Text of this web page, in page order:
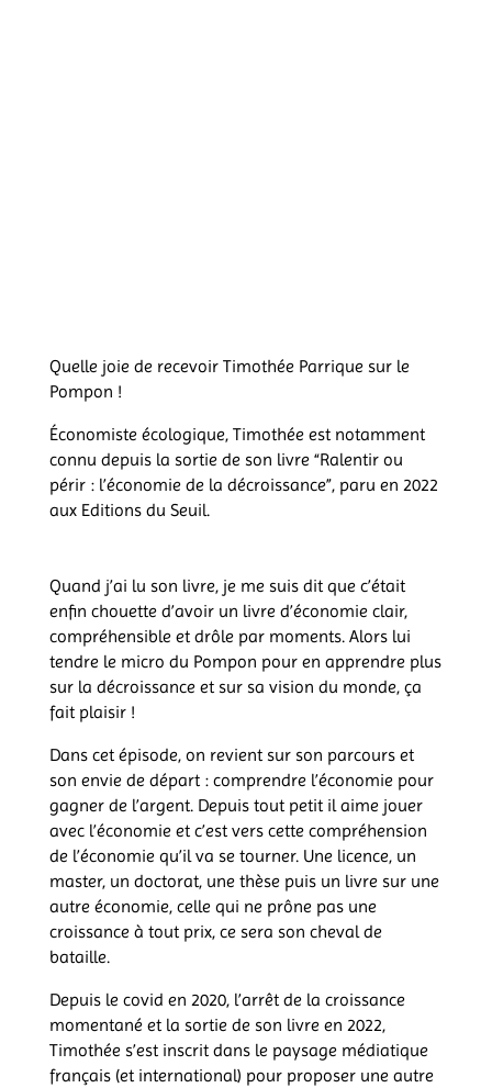
Quelle joie de recevoir Timothée Parrique sur le
Pompon !
Économiste écologique, Timothée est notamment
connu depuis la sortie de son livre “Ralentir ou
périr : l’économie de la décroissance”, paru en 2022
aux Editions du Seuil.
Quand j’ai lu son livre, je me suis dit que c’était
enfin chouette d’avoir un livre d’économie clair,
compréhensible et drôle par moments. Alors lui
tendre le micro du Pompon pour en apprendre plus
sur la décroissance et sur sa vision du monde, ça
fait plaisir !
Dans cet épisode, on revient sur son parcours et
son envie de départ : comprendre l’économie pour
gagner de l’argent. Depuis tout petit il aime jouer
avec l’économie et c’est vers cette compréhension
de l’économie qu’il va se tourner. Une licence, un
master, un doctorat, une thèse puis un livre sur une
autre économie, celle qui ne prône pas une
croissance à tout prix, ce sera son cheval de
bataille.
Depuis le covid en 2020, l’arrêt de la croissance
momentané et la sortie de son livre en 2022,
Timothée s’est inscrit dans le paysage médiatique
français (et international) pour proposer une autre